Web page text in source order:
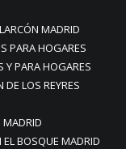
MADRID
PARA HOGARES
Y PARA HOGARES
LOS REYRES
MADRID
BOSQUE MADRID